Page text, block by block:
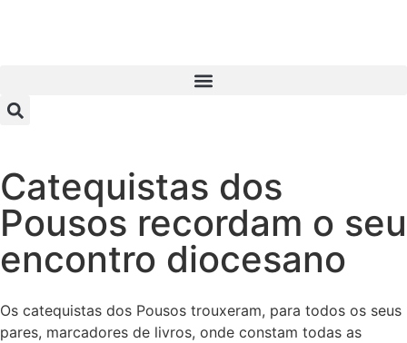
Catequistas dos
Pousos recordam o seu
encontro diocesano
Os catequistas dos Pousos trouxeram, para todos os seus
pares, marcadores de livros, onde constam todas as